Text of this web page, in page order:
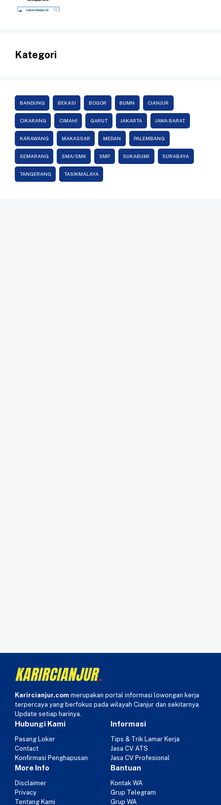
Kategori
BANDUNG BEKASI BOGOR BUMN CIANJUR
CIKARANG CIMAHI GARUT JAKARTA JAWA BARAT
KARAWANG MAKASSAR MEDAN PALEMBANG
SEMARANG SMA/SMK SMP SUKABUMI SURABAYA
TANGERANG TASIKMALAYA
Karircianjur.com merupakan portal informasi lowongan kerja
terpercaya yang berfokus pada wilayah Cianjur dan sekitarnya.
Update setiap harinya.
Hubungi Kami
Pasang Loker
Contact
Konfirmasi Penghapusan
Informasi
Tips & Trik Lamar Kerja
Jasa CV ATS
Jasa CV Profesional
More Info
Disclaimer
Privacy
Tentang Kami
Bantuan
Kontak WA
Grup Telegram
Grup WA